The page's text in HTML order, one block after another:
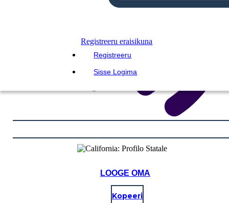
Registreeru eraisikuna
Registreeru
Sisse Logima
LOOGE OMA
Kopeeri